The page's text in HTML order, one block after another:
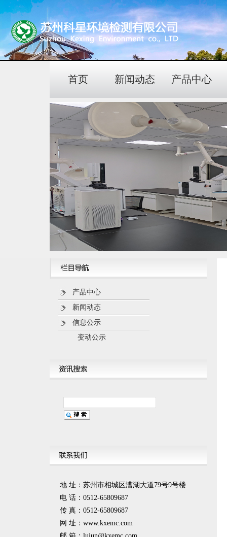
首页 新闻动态 产品中心
产品中心
新闻动态
信息公示
变动公示
地 址：苏州市相城区漕湖大道79号9号楼
电 话：0512-65809687
传 真：0512-65809687
网 址：www.kxemc.com